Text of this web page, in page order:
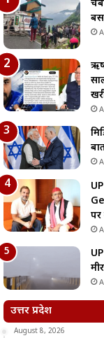
उत्तर प्रदेश
August 8, 2026